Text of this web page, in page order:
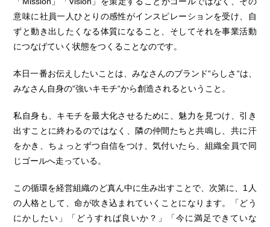
意味に社員一人ひとりの感性がインスピレーションを受け、自
ずと動き出したくなる体質になること、そしてそれを事業活動
につなげていく状態をつくることなのです。
本日一番お伝えしたいことは、みなさんのブランド“らしさ“は、
みなさん自身の“強いキモチ“から創造されるということ。
私自身も、キモチを最大化させるために、魅力を見つけ、引き
出すことに終わるのではなく、隣の仲間たちと共鳴し、共に汗
をかき、ちょっとずつ自信をつけ、気付いたら、組織全員で同
じゴールへ走っている。
この循環を経営組織のど真ん中に生み出すことで、次第に、1人
の人格として、命が吹き込まれていくことになります。「どう
にかしたい」「どうすれば良いか？」「今に満足できていな